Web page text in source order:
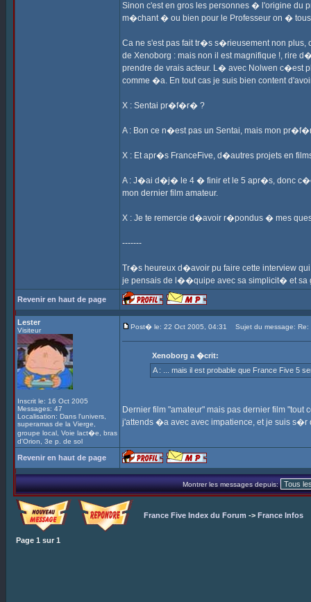
Sinon c'est en gros les personnes � l'origine du
m�chant � ou bien pour le Professeur on �
Ca ne s'est pas fait tr�s s�rieusement non plus,
de Xenoborg : mais non il est magnifique !, rire
prendre de vrais acteur. L� avec Nolwen c�est
comme �a. En tout cas je suis bien content
X : Sentai pr�f�r� ?
A : Bon ce n�est pas un Sentai, mais mon
X : Et apr�s FranceFive, d�autres projets en
A : J�ai d�j� le 4 � finir et le 5 apr�s, donc
mon dernier film amateur.
X : Je te remercie d�avoir r�pondus � mes
-------
Tr�s heureux d�avoir pu faire cette interview
je pensais de l��quipe avec sa simplicit� et
Revenir en haut de page
Lester
Visiteur
Inscrit le: 16 Oct 2005
Messages: 47
Localisation: Dans l'univers,
superamas de la Vierge,
groupe local, Voie lact�e, bras
d'Orion, 3e p. de sol
Post� le: 22 Oct 2005, 04:31 Sujet du message: Re:
Xenoborg a �crit:
A : ... mais il est probable que France Five 5
Dernier film "amateur" mais pas dernier film "tout
j'attends �a avec avec impatience, et je suis
Revenir en haut de page
Montrer les messages depuis:
France Five Index du Forum -> France Infos
Page 1 sur 1